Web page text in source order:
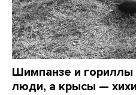
Шимпанзе и гориллы
люди, а крысы —